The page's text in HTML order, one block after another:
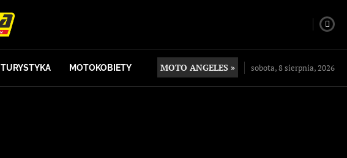
TURYSTYKA MOTOKOBIETY MOTO ANGELES » sobota, 8 sierpnia, 2026